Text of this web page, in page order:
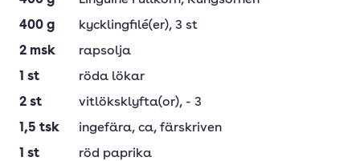
400 g kycklingfilé(er), 3 st
2 msk
rapsolja
1 st
röda lökar
2 st vitlöksklyfta(or), - 3
1,5 tsk ingefära, ca, färskriven
1 st
röd paprika